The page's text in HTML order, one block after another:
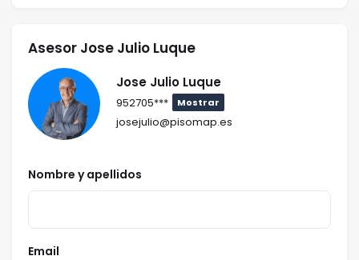
Asesor Jose Julio Luque
Jose Julio Luque
952705*** Mostrar
josejulio@pisomap.es
Nombre y apellidos
Email